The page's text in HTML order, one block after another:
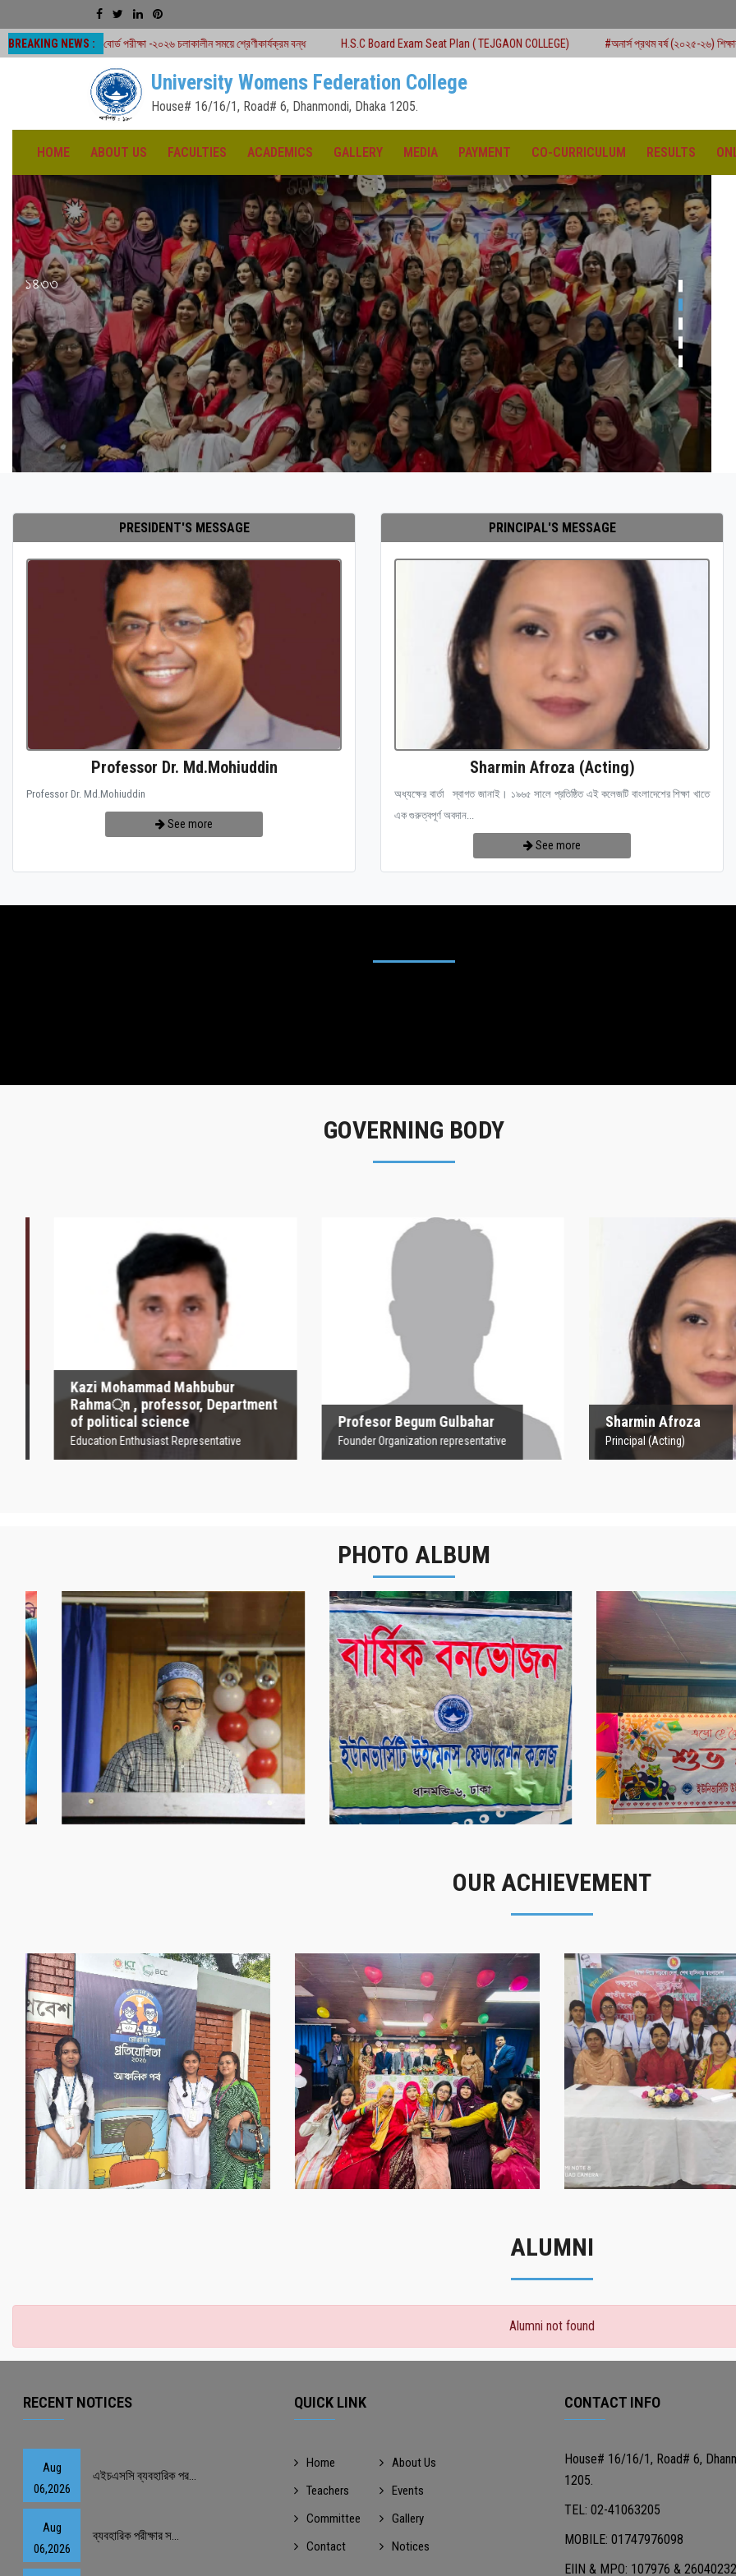
BREAKING NEWS :
পরীক্ষা -২০২৬ চলাকালীন সময়ে শ্রেণীকার্যক্রম বন্ধ H.S.C Board Exam Seat Plan ( TEJGAON COLLEGE) #অনার্স প্রথম বর্ষ (২০২৫-২৬) শিক্ষাবর্ষে ২য় মেধাতালিকায় ভর্তি
University Womens Federation College
House# 16/16/1, Road# 6, Dhanmondi, Dhaka 1205.
HOME ABOUT US FACULTIES ACADEMICS GALLERY MEDIA PAYMENT CO-CURRICULUM RESULTS
১৪৩৩
PRESIDENT'S MESSAGE
Professor Dr. Md.Mohiuddin
Professor Dr. Md.Mohiuddin
See more
PRINCIPAL'S MESSAGE
Sharmin Afroza (Acting)
অধ্যক্ষের বার্তা স্বাগত জানাই। ১৯৬৫ সালে প্রতিষ্ঠিত এই কলেজটি বাংলাদেশের শিক্ষা খাতে
এক গুরুত্বপূর্ণ অবদান...
See more
GOVERNING BODY
Kazi Mohammad Mahbubur
Rahma্‌n , professor, Department
of political science
Education Enthusiast Representative
Kazi Mohammad
Mahbubur Rahma্‌n ,
professor, Department
of political science
Education Enthusiast Representative
Profesor Begum Gulbahar
Founder Organization representative
Profesor Begum
Gulbahar
Founder Organization representative
Sharmin Afroza
Principal (Acting)
Sharmin
Principal (Acting)
PHOTO ALBUM
নবীনবরণ - ২০২৫ বার্ষিক বনভোজন ২০২৫ বাংলা নববর্ষ ১৪৩২
OUR ACHIEVEMENT
‌গৌর‌বের অর্জন
‌গৌর‌বের অর্জন
গৌরবের মুহূর্ত
গৌরবের মুহূর্ত
সাফল্যের স্মৃতি
সাফল্যের স্মৃতি
ALUMNI
Alumni not found
RECENT NOTICES
Aug
06,2026
এইচএসসি ব্যবহারিক পর...
Aug
06,2026
ব্যবহারিক পরীক্ষার স...
QUICK LINK
Home
About Us
Teachers
Events
Committee
Gallery
Contact
Notices
CONTACT INFO
House# 16/16/1, Road# 6,
1205.
TEL: 02-41063205
MOBILE: 01747976098
EIIN & MPO: 107976 &